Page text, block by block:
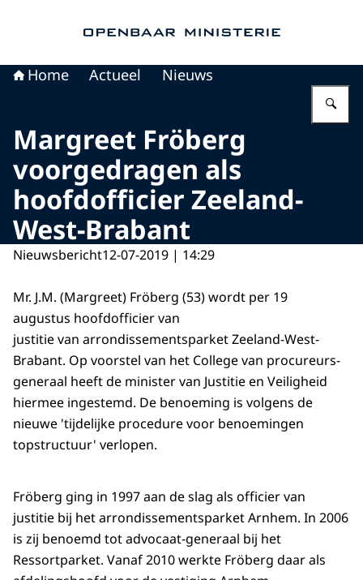
Home Actueel Nieuws
Margreet Fröberg
voorgedragen als
hoofdofficier Zeeland-
West-Brabant
Nieuwsbericht12-07-2019 | 14:29
Mr. J.M. (Margreet) Fröberg (53) wordt per 19
augustus hoofdofficier van
justitie van arrondissementsparket Zeeland-West-
Brabant. Op voorstel van het College van procureurs-
generaal heeft de minister van Justitie en Veiligheid
hiermee ingestemd. De benoeming is volgens de
nieuwe 'tijdelijke procedure voor benoemingen
topstructuur' verlopen.
Fröberg ging in 1997 aan de slag als officier van
justitie bij het arrondissementsparket Arnhem. In 2006
is zij benoemd tot advocaat-generaal bij het
Ressortparket. Vanaf 2010 werkte Fröberg daar als